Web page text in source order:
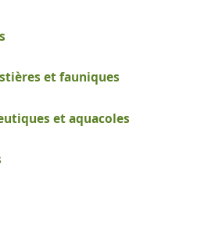
et fauniques
et aquacoles